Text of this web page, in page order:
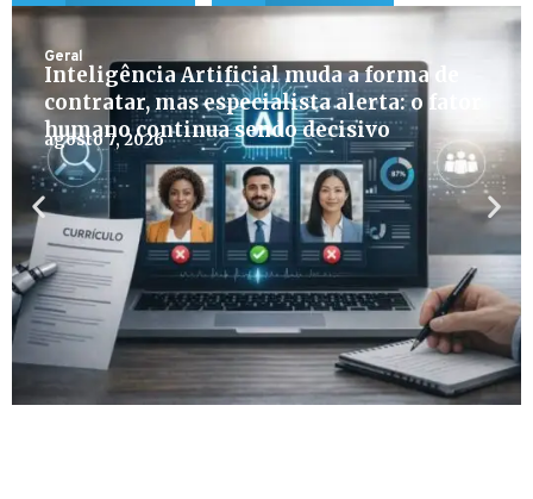
Geral
Inteligência Artificial muda a forma de
contratar, mas especialista alerta: o fator
humano continua sendo decisivo
agosto 7, 2026